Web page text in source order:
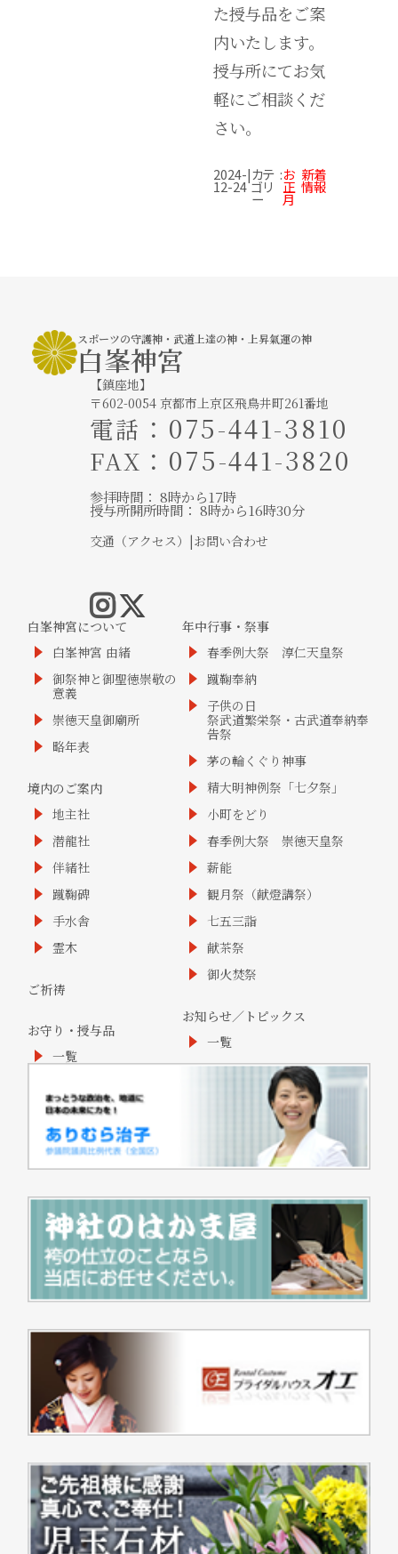
た授与品をご案
内いたします。
授与所にてお気
軽にご相談くだ
さい。
2024-
12-24
|カテ
ゴリ
ー
:お
正
月
新着
情報
スポーツの守護神・武道上達の神・上昇氣運の神
白峯神宮
【鎮座地】
〒602-0054 京都市上京区飛鳥井町261番地
電話 ： 075-441-3810
FAX ：075-441-3820
参拝時間： 8時から17時
授与所開所時間： 8時から16時30分
交通（アクセス） |お問い合わせ
白峯神宮について
白峯神宮 由緒
御祭神と御聖徳崇敬の
意義
崇徳天皇御廟所
略年表
境内のご案内
地主社
潜龍社
伴緒社
蹴鞠碑
手水舎
霊木
ご祈祷
お守り・授与品
一覧
年中行事・祭事
春季例大祭 淳仁天皇祭
蹴鞠奉納
子供の日
祭武道繁栄祭・古武道奉納奉
告祭
茅の輪くぐり神事
精大明神例祭「七夕祭」
小町をどり
春季例大祭 崇徳天皇祭
薪能
観月祭（献燈講祭）
七五三詣
献茶祭
御火焚祭
お知らせ／トピックス
一覧